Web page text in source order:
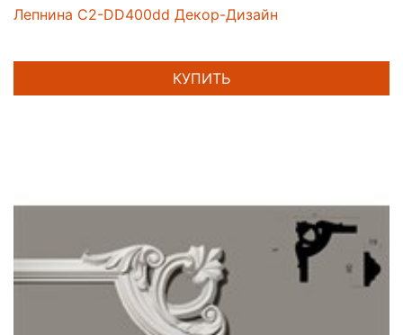
Лепнина C2-DD400dd Декор-Дизайн
КУПИТЬ